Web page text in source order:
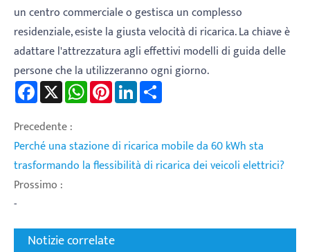
un centro commerciale o gestisca un complesso
residenziale, esiste la giusta velocità di ricarica. La chiave è
adattare l'attrezzatura agli effettivi modelli di guida delle
persone che la utilizzeranno ogni giorno.
Facebook WhatsAppPinterestLinkedIn
Precedente :
Perché una stazione di ricarica mobile da 60 kWh sta
trasformando la flessibilità di ricarica dei veicoli elettrici?
Prossimo :
-
Notizie correlate